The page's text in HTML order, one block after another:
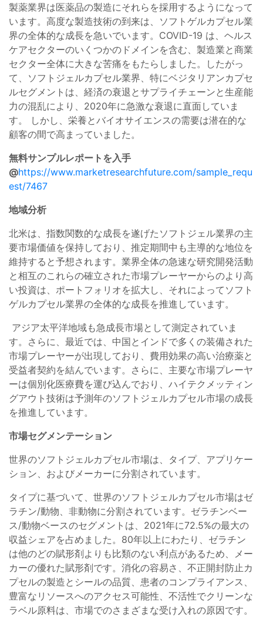
製薬業界は医薬品の製造にそれらを採用するようになって
います。高度な製造技術の到来は、ソフトゲルカプセル業
界の全体的な成長を急いでいます。COVID-19 は、ヘルス
ケアセクターのいくつかのドメインを含む、製造業と商業
セクター全体に大きな苦痛をもたらしました。したがっ
て、ソフトジェルカプセル業界、特にベジタリアンカプセ
ルセグメントは、経済の衰退とサプライチェーンと生産能
力の混乱により、2020年に急激な衰退に直面していま
す。 しかし、栄養とバイオサイエンスの需要は潜在的な
顧客の間で高まっていました。
無料サンプルレポートを入手
@https://www.marketresearchfuture.com/sample_requ
est/7467
地域分析
北米は、指数関数的な成長を遂げたソフトジェル業界の主
要市場価値を保持しており、推定期間中も主導的な地位を
維持すると予想されます。業界全体の急速な研究開発活動
と相互のこれらの確立された市場プレーヤーからのより高
い投資は、ポートフォリオを拡大し、それによってソフト
ゲルカプセル業界の全体的な成長を推進しています。
アジア太平洋地域も急成長市場として測定されていま
す。さらに、最近では、中国とインドで多くの装備された
市場プレーヤーが出現しており、費用効果の高い治療薬と
受益者契約を結んでいます。さらに、主要な市場プレーヤ
ーは個別化医療費を運び込んでおり、ハイテクメッティン
グアウト技術は予測年のソフトジェルカプセル市場の成長
を推進しています。
市場セグメンテーション
世界のソフトジェルカプセル市場は、タイプ、アプリケー
ション、およびメーカーに分割されています。
タイプに基づいて、世界のソフトジェルカプセル市場はゼ
ラチン/動物、非動物に分割されています。ゼラチンベー
ス/動物ベースのセグメントは、2021年に72.5%の最大の
収益シェアを占めました。80年以上にわたり、ゼラチン
は他のどの賦形剤よりも比類のない利点があるため、メー
カーの優れた賦形剤です。消化の容易さ、不正開封防止カ
プセルの製造とシールの品質、患者のコンプライアンス、
豊富なリソースへのアクセス可能性、不活性でクリーンな
ラベル原料は、市場でのさまざまな受け入れの原因です。